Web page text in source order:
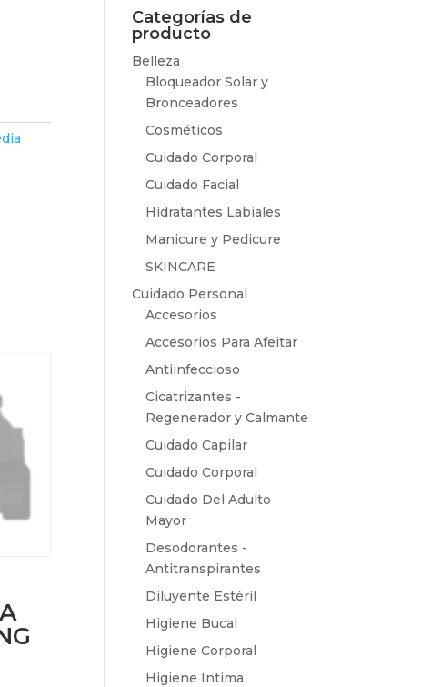
Categorías de
producto
Belleza
Bloqueador Solar y
Bronceadores
Cosméticos
Cuidado Corporal
Cuidado Facial
Hidratantes Labiales
Manicure y Pedicure
SKINCARE
Cuidado Personal
Accesorios
Accesorios Para Afeitar
Antiinfeccioso
Cicatrizantes -
Regenerador y Calmante
Cuidado Capilar
Cuidado Corporal
Cuidado Del Adulto
Mayor
Desodorantes -
Antitranspirantes
Diluyente Estéril
Higiene Bucal
Higiene Corporal
Higiene Intima